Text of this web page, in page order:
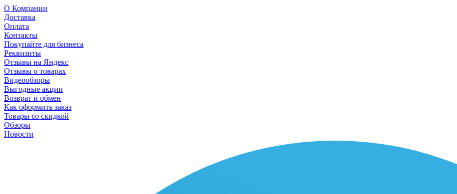
О Компании
Доставка
Оплата
Контакты
Покупайте для бизнеса
Реквизиты
Отзывы на Яндекс
Отзывы о товарах
Видеообзоры
Выгодные акции
Возврат и обмен
Как оформить заказ
Товары со скидкой
Обзоры
Новости